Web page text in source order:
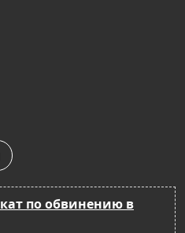
по обвинению в